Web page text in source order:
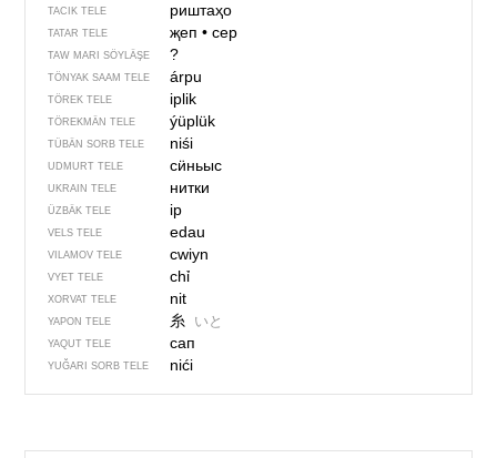
TACIK TELE риштаҳо
TATAR TELE җеп• cep
TAW MARI SÖYLÄŞE ?
TÖNYAK SAAM TELE árpu
TÖREK TELE iplik
TÖREKMÄN TELE ýüplük
TÜBÄN SORB TELE niśi
UDMURT TELE сӥньыс
UKRAIN TELE нитки
ÜZBÄK TELE ip
VELS TELE edau
VILAMOV TELE cwiyn
VYET TELE chỉ
XORVAT TELE nit
YAPON TELE 糸 いと
YAQUT TELE сап
YUĞARI SORB TELE nići